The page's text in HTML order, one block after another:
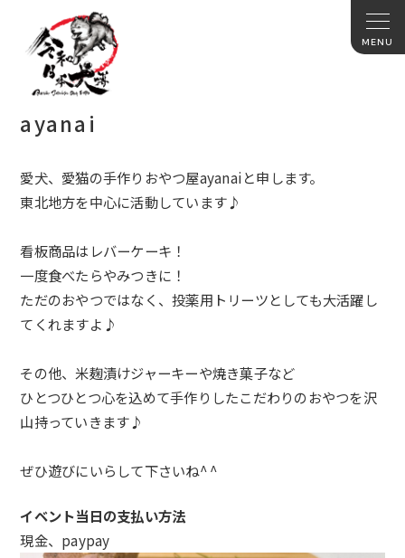
ayanai
愛犬、愛猫の手作りおやつ屋ayanaiと申します。
東北地方を中心に活動しています♪
看板商品はレバーケーキ！
一度食べたらやみつきに！
ただのおやつではなく、投薬用トリーツとしても大活躍し
てくれますよ♪
その他、米麹漬けジャーキーや焼き菓子など
ひとつひとつ心を込めて手作りしたこだわりのおやつを沢
山持っていきます♪
ぜひ遊びにいらして下さいね^ ^
イベント当日の支払い方法
現金、paypay